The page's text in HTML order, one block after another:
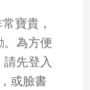
寶貴，
為方便
先登入
或臉書